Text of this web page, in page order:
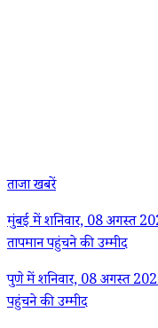
ताजा खबरें
मुंबई में शनिवार, 08 अगस्त
तापमान पहुंचने की उम्मीद
पुणे में शनिवार, 08 अगस्त
पहुंचने की उम्मीद